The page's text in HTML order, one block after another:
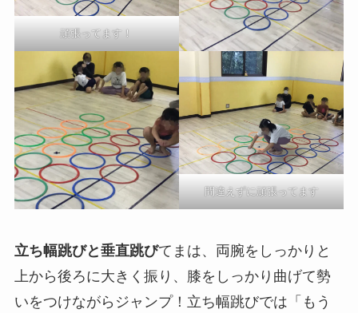
頑張ってます！
間違えずに頑張ってます
立ち幅跳びと垂直跳びてまは、両腕をしっかりと
上から後ろに大きく振り、膝をしっかり曲げて勢
いをつけながらジャンプ！立ち幅跳びでは「もう